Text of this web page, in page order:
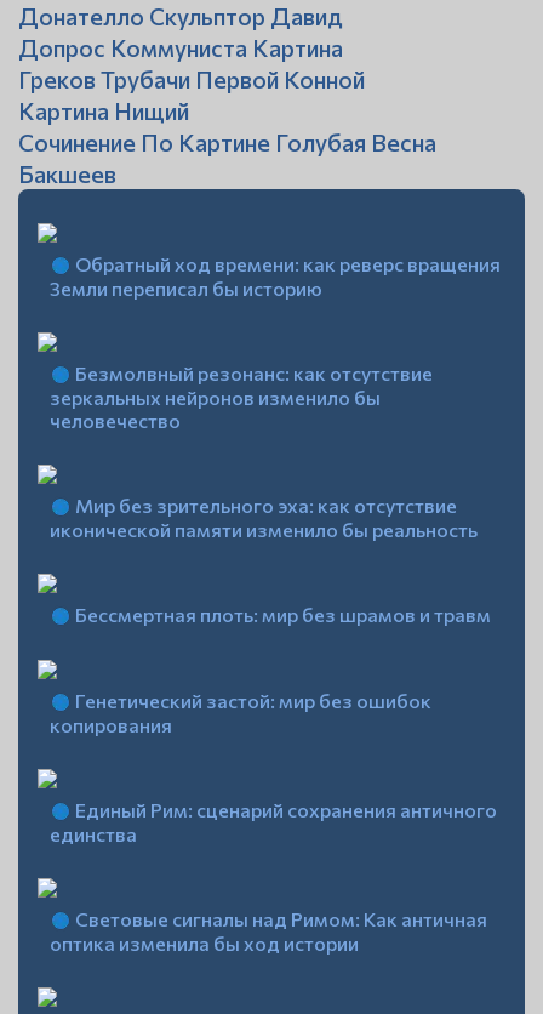
Донателло Скульптор Давид
Допрос Коммуниста Картина
Греков Трубачи Первой Конной
Картина Нищий
Сочинение По Картине Голубая Весна
Бакшеев
Обратный ход времени: как реверс вращения
Земли переписал бы историю
Безмолвный резонанс: как отсутствие
зеркальных нейронов изменило бы
человечество
Мир без зрительного эха: как отсутствие
иконической памяти изменило бы реальность
Бессмертная плоть: мир без шрамов и травм
Генетический застой: мир без ошибок
копирования
Единый Рим: сценарий сохранения античного
единства
Световые сигналы над Римом: Как античная
оптика изменила бы ход истории